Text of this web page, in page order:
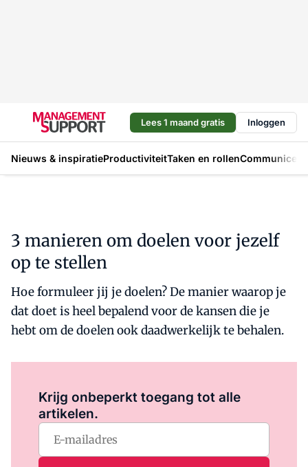
Lees 1 maand gratis Inloggen
Nieuws & inspiratieProductiviteitTaken en rollen
3 manieren om doelen voor jezelf
op te stellen
Hoe formuleer jij je doelen? De manier waarop je
dat doet is heel bepalend voor de kansen die je
hebt om de doelen ook daadwerkelijk te behalen.
Krijg onbeperkt toegang tot alle
artikelen.